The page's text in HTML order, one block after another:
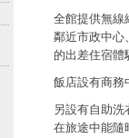
全館提供無線
鄰近市政中心
的出差住宿體
飯店設有商務
另設有自助
在旅途中能隨